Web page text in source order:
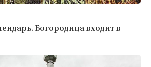
Богородица входит в